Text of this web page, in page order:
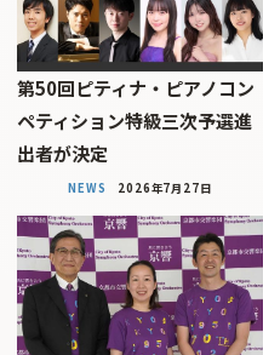
第50回ピティナ・ピアノコン
ペティション特級三次予選進
出者が決定
NEWS 2026年7月27日